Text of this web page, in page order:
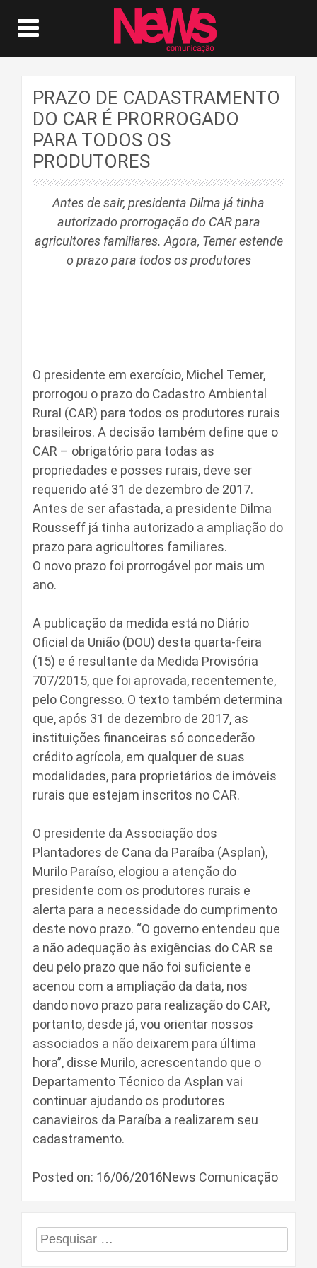
PRAZO DE CADASTRAMENTO
DO CAR É PRORROGADO
PARA TODOS OS
PRODUTORES
Antes de sair, presidenta Dilma já tinha
autorizado prorrogação do CAR para
agricultores familiares. Agora, Temer estende
o prazo para todos os produtores
O presidente em exercício, Michel Temer,
prorrogou o prazo do Cadastro Ambiental
Rural (CAR) para todos os produtores rurais
brasileiros. A decisão também define que o
CAR – obrigatório para todas as
propriedades e posses rurais, deve ser
requerido até 31 de dezembro de 2017.
Antes de ser afastada, a presidente Dilma
Rousseff já tinha autorizado a ampliação do
prazo para agricultores familiares.
O novo prazo foi prorrogável por mais um
ano.
A publicação da medida está no Diário
Oficial da União (DOU) desta quarta-feira
(15) e é resultante da Medida Provisória
707/2015, que foi aprovada, recentemente,
pelo Congresso. O texto também determina
que, após 31 de dezembro de 2017, as
instituições financeiras só concederão
crédito agrícola, em qualquer de suas
modalidades, para proprietários de imóveis
rurais que estejam inscritos no CAR.
O presidente da Associação dos
Plantadores de Cana da Paraíba (Asplan),
Murilo Paraíso, elogiou a atenção do
presidente com os produtores rurais e
alerta para a necessidade do cumprimento
deste novo prazo. “O governo entendeu que
a não adequação às exigências do CAR se
deu pelo prazo que não foi suficiente e
acenou com a ampliação da data, nos
dando novo prazo para realização do CAR,
portanto, desde já, vou orientar nossos
associados a não deixarem para última
hora”, disse Murilo, acrescentando que o
Departamento Técnico da Asplan vai
continuar ajudando os produtores
canavieiros da Paraíba a realizarem seu
cadastramento.
Posted on: 16/06/2016News Comunicação
Pesquisar
por: